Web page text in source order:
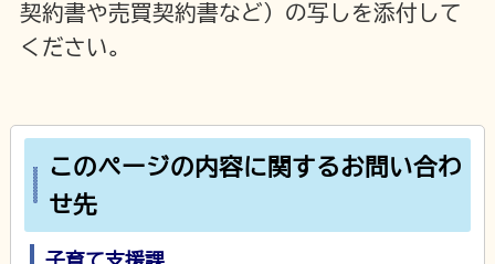
契約書や売買契約書など）の写しを添付して
ください。
このページの内容に関するお問い合わ
せ先
子育て支援課